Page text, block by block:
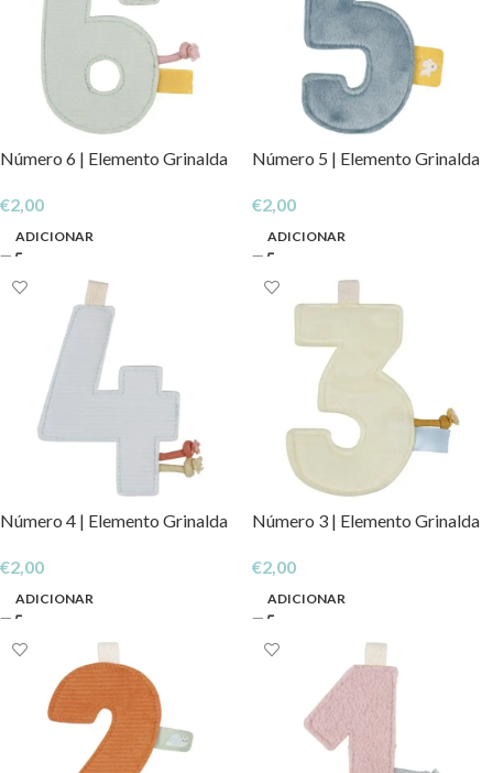
Número 6 | Elemento Grinalda
€2,00
ADICIONAR
Número 5 | Elemento Grinalda
€2,00
ADICIONAR
Número 4 | Elemento Grinalda
€2,00
ADICIONAR
Número 3 | Elemento Grinalda
€2,00
ADICIONAR